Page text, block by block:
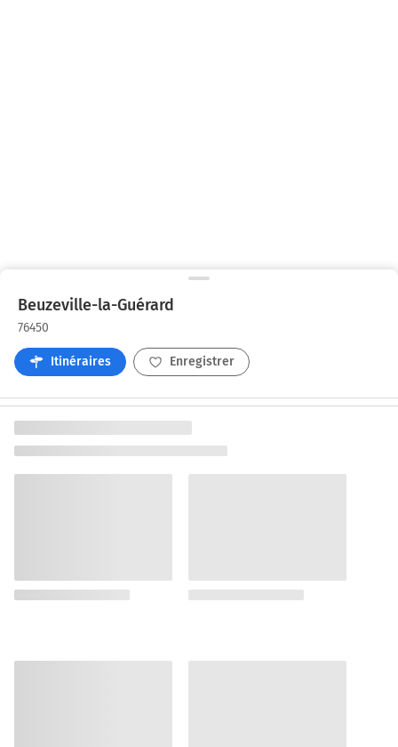
Beuzeville-la-Guérard
76450
Itinéraires Enregistrer